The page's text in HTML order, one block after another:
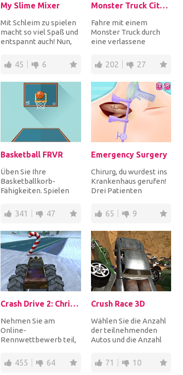
My Slime Mixer
Mit Schleim zu spielen
macht so viel Spaß und
entspannt auch! Nun,
werden, ab...
45 6
Monster Truck City Driving Sim
Fahre mit einem
Monster Truck durch
eine verlassene
keine Ampeln, keine
Polizei u...
202 27
Basketball FRVR
Üben Sie Ihre
Basketballkorb-
Fähigkeiten. Spielen
möchten und
verdienen Sie Bon...
341 47
Emergency Surgery
Chirurg, du wurdest ins
Krankenhaus gerufen!
Drei Patienten
Notoperation und...
65 9
Crash Drive 2: Christmas!
Nehmen Sie am
Online-
Rennwettbewerb teil,
Teilnehmer um den
ultimativen Gewinner
455 64
Crush Race 3D
Wählen Sie die Anzahl
der teilnehmenden
Autos und die Anzahl
Sie bis zum Ende...
71 10